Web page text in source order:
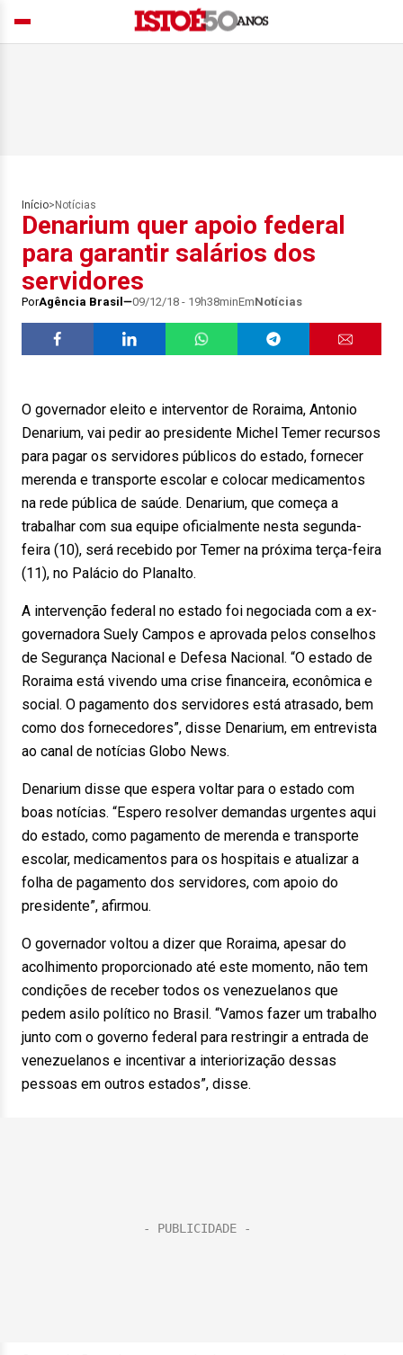
Início> Notícias
Denarium quer apoio federal
para garantir salários dos
servidores
PorAgência Brasil 09/12/18 - 19h38minEmNotícias
O governador eleito e interventor de Roraima, Antonio
Denarium, vai pedir ao presidente Michel Temer recursos
para pagar os servidores públicos do estado, fornecer
merenda e transporte escolar e colocar medicamentos
na rede pública de saúde. Denarium, que começa a
trabalhar com sua equipe oficialmente nesta segunda-
feira (10), será recebido por Temer na próxima terça-feira
(11), no Palácio do Planalto.
A intervenção federal no estado foi negociada com a ex-
governadora Suely Campos e aprovada pelos conselhos
de Segurança Nacional e Defesa Nacional. “O estado de
Roraima está vivendo uma crise financeira, econômica e
social. O pagamento dos servidores está atrasado, bem
como dos fornecedores”, disse Denarium, em entrevista
ao canal de notícias Globo News.
Denarium disse que espera voltar para o estado com
boas notícias. “Espero resolver demandas urgentes aqui
do estado, como pagamento de merenda e transporte
escolar, medicamentos para os hospitais e atualizar a
folha de pagamento dos servidores, com apoio do
presidente”, afirmou.
O governador voltou a dizer que Roraima, apesar do
acolhimento proporcionado até este momento, não tem
condições de receber todos os venezuelanos que
pedem asilo político no Brasil. “Vamos fazer um trabalho
junto com o governo federal para restringir a entrada de
venezuelanos e incentivar a interiorização dessas
pessoas em outros estados”, disse.